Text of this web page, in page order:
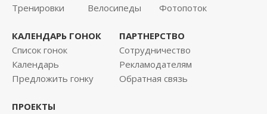
Тренировки
Велосипеды
Фотопоток
КАЛЕНДАРЬ ГОНОК
Список гонок
Календарь
Предложить гонку
ПАРТНЕРСТВО
Сотрудничество
Рекламодателям
Обратная связь
ПРОЕКТЫ